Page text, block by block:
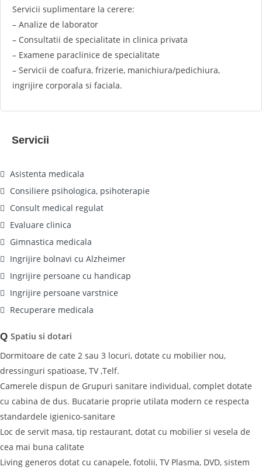
Servicii suplimentare la cerere:
– Analize de laborator
– Consultatii de specialitate in clinica privata
– Examene paraclinice de specialitate
– Servicii de coafura, frizerie, manichiura/pedichiura,
ingrijire corporala si faciala.
Servicii
Asistenta medicala
Consiliere psihologica, psihoterapie
Consult medical regulat
Evaluare clinica
Gimnastica medicala
Ingrijire bolnavi cu Alzheimer
Ingrijire persoane cu handicap
Ingrijire persoane varstnice
Recuperare medicala
Q Spatiu si dotari
Dormitoare de cate 2 sau 3 locuri, dotate cu mobilier nou,
dressinguri spatioase, TV ,Telf.
Camerele dispun de Grupuri sanitare individual, complet dotate
cu cabina de dus. Bucatarie proprie utilata modern ce respecta
standardele igienico-sanitare
Loc de servit masa, tip restaurant, dotat cu mobilier si vesela de
cea mai buna calitate
Living generos dotat cu canapele, fotolii, TV Plasma, DVD, sistem